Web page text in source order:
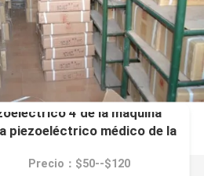
4 de la máquina
piezoeléctrico médico de la
Precio：$50--$120